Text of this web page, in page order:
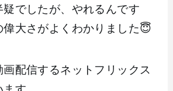
でしたが、やれるんです
大さがよくわかりました😇
配信するネットフリックス